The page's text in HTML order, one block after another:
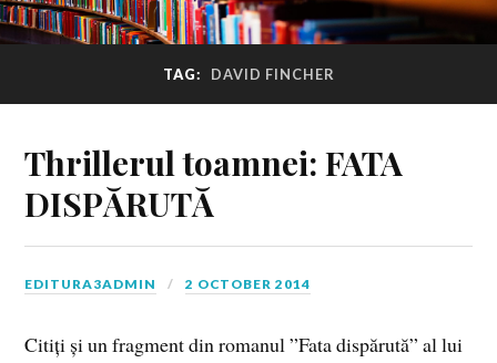
TAG: DAVID FINCHER
Thrillerul toamnei: FATA
DISPĂRUTĂ
EDITURA3ADMIN 2 OCTOBER 2014
Citiți și un fragment din romanul ”Fata dispărută” al lui